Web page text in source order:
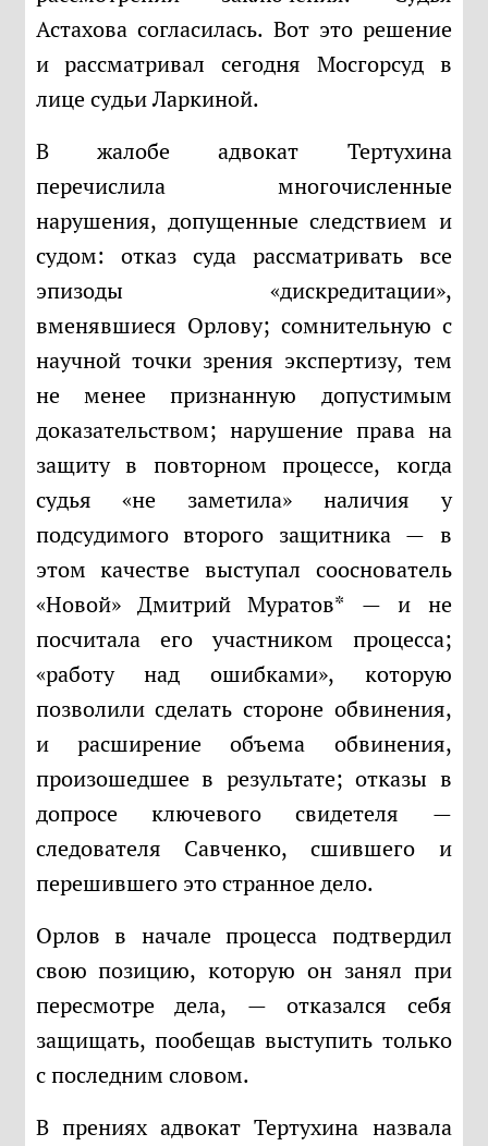
Астахова согласилась. Вот это решение
и рассматривал сегодня Мосгорсуд в
лице судьи Ларкиной.
В жалобе адвокат Тертухина
перечислила многочисленные
нарушения, допущенные следствием и
судом: отказ суда рассматривать все
эпизоды «дискредитации»,
вменявшиеся Орлову; сомнительную с
научной точки зрения экспертизу, тем
не менее признанную допустимым
доказательством; нарушение права на
защиту в повторном процессе, когда
судья «не заметила» наличия у
подсудимого второго защитника — в
этом качестве выступал сооснователь
«Новой» Дмитрий Муратов* — и не
посчитала его участником процесса;
«работу над ошибками», которую
позволили сделать стороне обвинения,
и расширение объема обвинения,
произошедшее в результате; отказы в
допросе ключевого свидетеля —
следователя Савченко, сшившего и
перешившего это странное дело.
Орлов в начале процесса подтвердил
свою позицию, которую он занял при
пересмотре дела, — отказался себя
защищать, пообещав выступить только
с последним словом.
В прениях адвокат Тертухина назвала